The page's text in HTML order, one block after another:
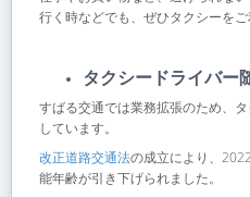
行く時などでも、ぜひタクシーをご
タクシードライバー
すばる交通では業務拡張のため、
しています。
改正道路交通法の成立により、
能年齢が引き下げられました。